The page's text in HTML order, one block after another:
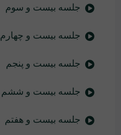
جلسه بیست و سوم
جلسه بیست و چهارم
جلسه بیست و پنجم
جلسه بیست و ششم
جلسه بیست و هفتم